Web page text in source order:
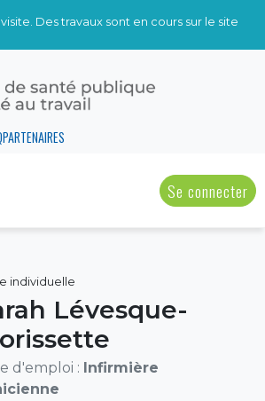
Des travaux sont en cours sur le site
PARTENAIRES
Se connecter
individuelle
Lévesque-
d'emploi : Infirmière